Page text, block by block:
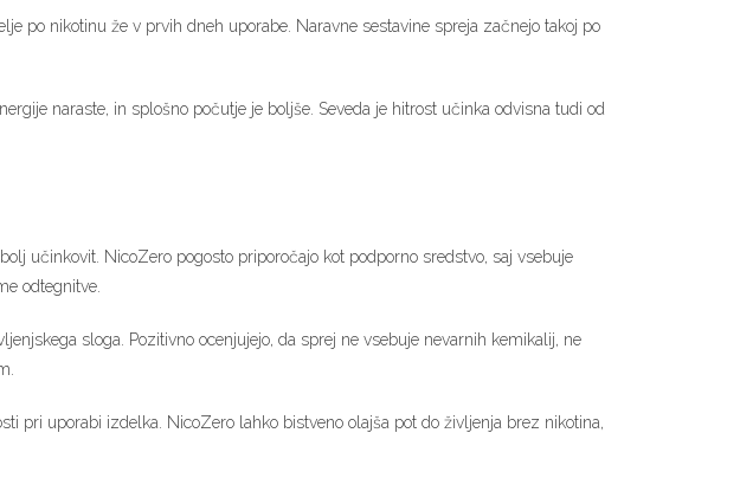
po nikotinu že v prvih dneh uporabe. Naravne sestavine spreja začnejo takoj po
naraste, in splošno počutje je boljše. Seveda je hitrost učinka odvisna tudi od
učinkovit. NicoZero pogosto priporočajo kot podporno sredstvo, saj vsebuje
odtegnitve.
sloga. Pozitivno ocenjujejo, da sprej ne vsebuje nevarnih kemikalij, ne
pri uporabi izdelka. NicoZero lahko bistveno olajša pot do življenja brez nikotina,